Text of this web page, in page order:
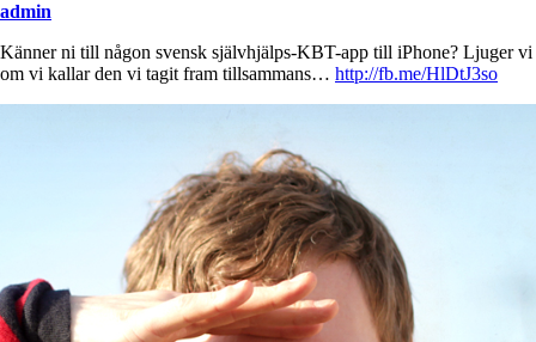
admin
Känner ni till någon svensk självhjälps-KBT-app till iPhone? Ljuger vi
om vi kallar den vi tagit fram tillsammans… http://fb.me/HlDtJ3so